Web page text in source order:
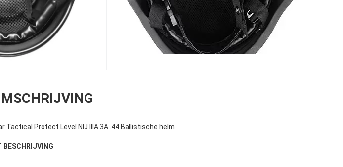
Tactical Protect Level NIJ IIIA 3A .44 Ballistische helm
BESCHRIJVING